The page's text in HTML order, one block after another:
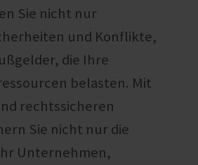
Sie nicht nur
und Konflikte,
die Ihre
belasten. Mit
rechtssicheren
Sie nicht nur die
Unternehmen,